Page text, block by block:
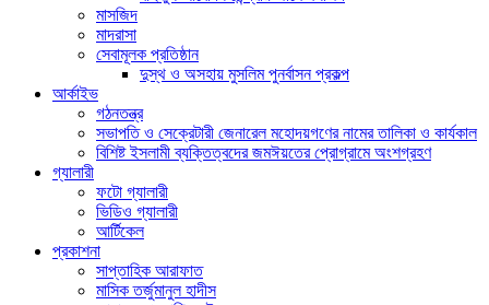
মাসজিদ
মাদরাসা
সেবামূলক প্রতিষ্ঠান
দুস্থ ও অসহায় মুসলিম পুনর্বাসন প্রকল্প
আর্কাইভ
গঠনতন্ত্র
সভাপতি ও সেক্রেটারী জেনারেল মহোদয়গণের নামের তালিকা ও কার্যকাল
বিশিষ্ট ইসলামী ব্যক্তিত্বদের জমঈয়তের প্রোগ্রামে অংশগ্রহণ
গ্যালারী
ফটো গ্যালারী
ভিডিও গ্যালারী
আর্টিকেল
প্রকাশনা
সাপ্তাহিক আরাফাত
মাসিক তর্জুমানুল হাদীস